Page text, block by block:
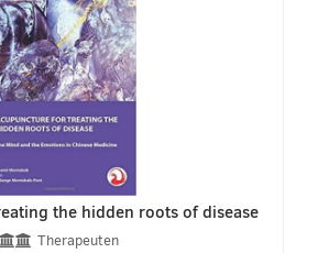
the hidden roots of disease
Therapeuten